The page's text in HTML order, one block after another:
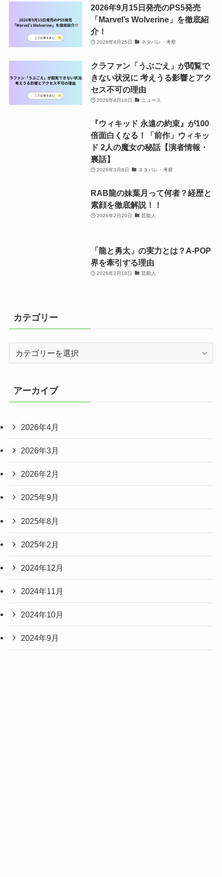
2026年9月15日発売のPS5発売
「Marvel’s Wolverine」を徹底紹
介！
2026年4月25日 ネタバレ・考察
クラファン「うぶごえ」が閲覧で
きない状況に 考えうる影響とアク
セス不可の理由
2026年4月16日 ニュース
『ウィキッド 永遠の約束』が100
倍面白くなる！「前作」ウィキッ
ド 2人の魔女の秘話【演者情報・
裏話】
2026年3月6日 ネタバレ・考察
RAB龍の妹葉月って何者？経歴と
素顔を徹底解説！！
2026年2月20日 芸能人
「龍と勇太」の実力とは？A-POP
界を牽引する理由
2026年2月19日 芸能人
カテゴリー
リ
ー
アーカイブ
2026年4月
2026年3月
2026年2月
2025年9月
2025年8月
2025年2月
2024年12月
2024年11月
2024年10月
2024年9月